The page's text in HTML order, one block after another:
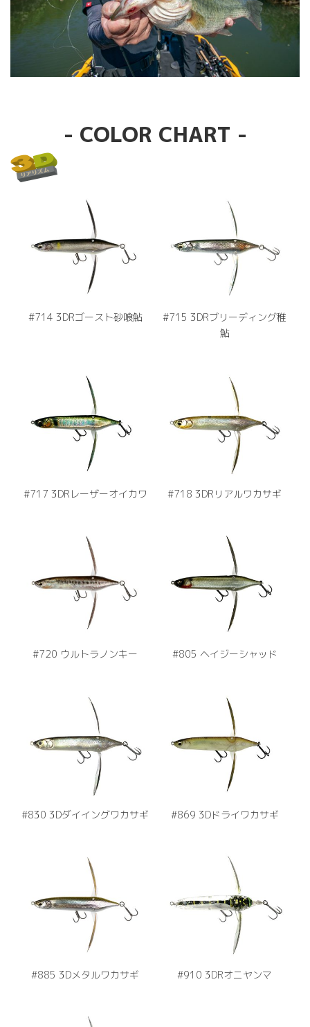
- COLOR CHART -
#714 3DRゴースト砂喰鮎
#715 3DRブリーディング稚
鮎
#717 3DRレーザーオイカワ #718 3DRリアルワカサギ
#720 ウルトラノンキー #805 ヘイジーシャッド
#830 3Dダイイングワカサギ #869 3Dドライワカサギ
#885 3Dメタルワカサギ #910 3DRオニヤンマ